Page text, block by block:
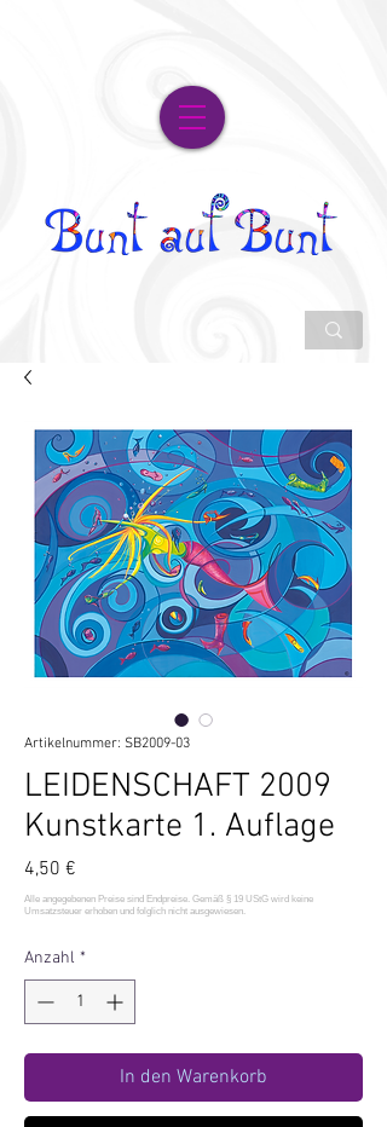
Artikelnummer: SB2009-03
LEIDENSCHAFT 2009
Kunstkarte 1. Auflage
4,50 €
Anzahl *
In den Warenkorb